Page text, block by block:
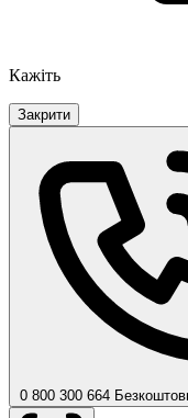
Кажіть
Закрити
0 800 300 664